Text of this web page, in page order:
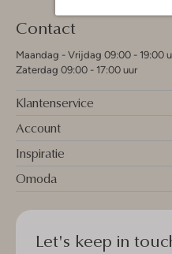
Contact
Maandag - Vrijdag 09:00 - 19:00
Zaterdag 09:00 - 17:00 uur
Klantenservice
Account
Inspiratie
Omoda
Let's keep in